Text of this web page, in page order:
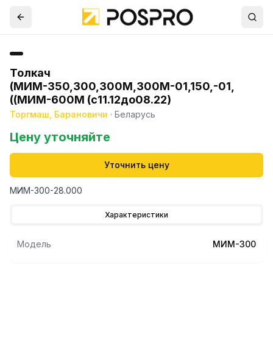
Толкач
(МИМ-350,300,300М,300М-01,150,-01,
((МИМ-600М (с11.12до08.22)
Торгмаш, Барановичи · Беларусь
Цену уточняйте
Уточнить цену
МИМ-300-28.000
Характеристики
Модель МИМ-300